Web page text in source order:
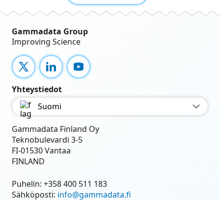
Gammadata Group
Improving Science
X LinkedInYouTube
Yhteystiedot
Suomi
Gammadata Finland Oy
Teknobulevardi 3-5
FI-01530 Vantaa
FINLAND
Puhelin: +358 400 511 183
Sähköposti: info@gammadata.fi